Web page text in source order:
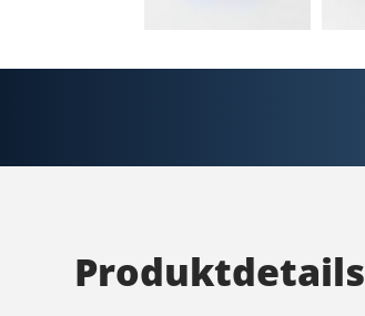
Produktdetails